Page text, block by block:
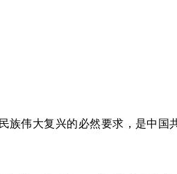
伟大复兴的必然要求，是中国